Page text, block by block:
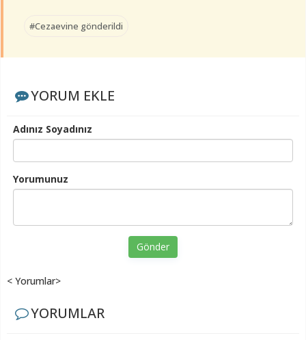
#Cezaevine gönderildi
YORUM EKLE
Adınız Soyadınız
Yorumunuz
Gönder
< Yorumlar>
YORUMLAR